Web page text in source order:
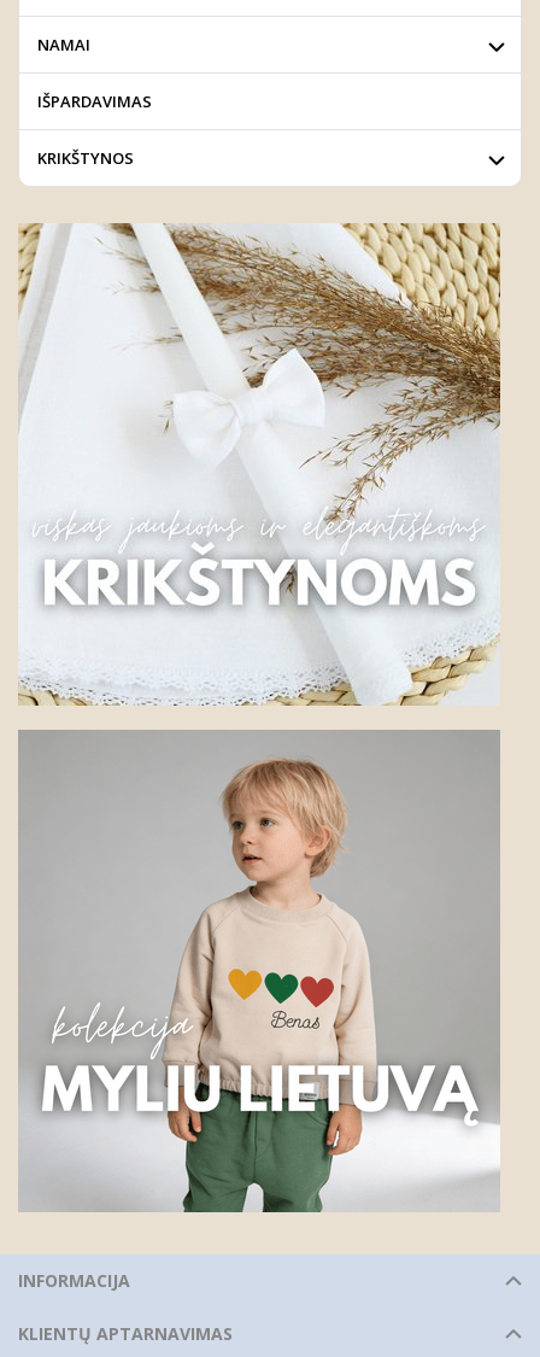
NAMAI
IŠPARDAVIMAS
KRIKŠTYNOS
INFORMACIJA
KLIENTŲ APTARNAVIMAS